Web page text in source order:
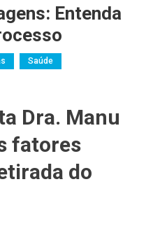
Entenda
Saúde
Dra. Manu
fatores
do